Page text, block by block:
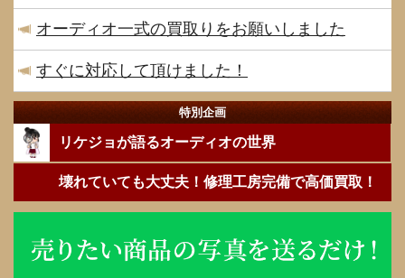
オーディオ一式の買取りをお願いしました
すぐに対応して頂けました！
特別企画
リケジョが語るオーディオの世界
壊れていても大丈夫！修理工房完備で高価買取！